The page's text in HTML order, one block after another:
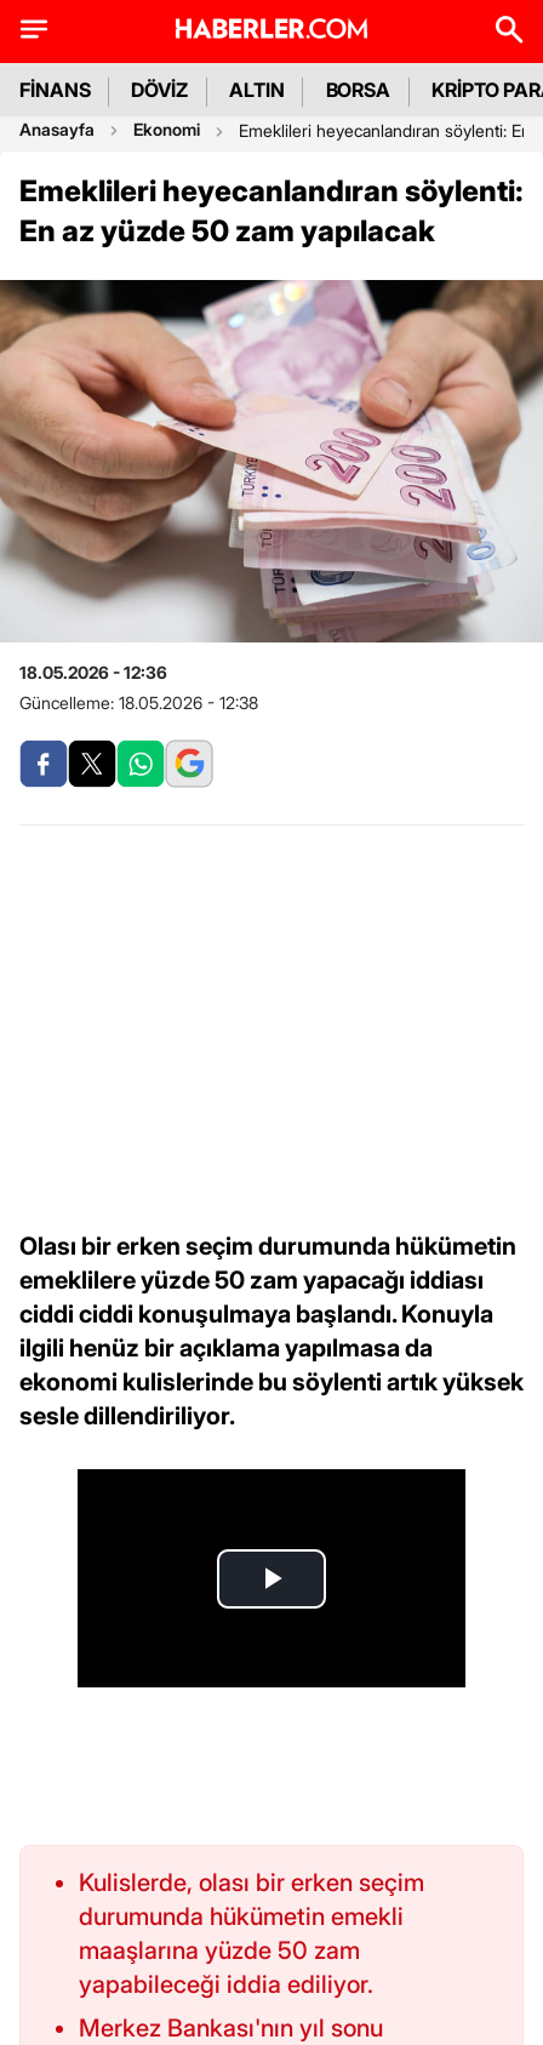
FİNANS DÖVİZ ALTIN BORSA KRİPTO
Anasayfa Ekonomi Emeklileri heyecanlandıran söylenti: En
Emeklileri heyecanlandıran söylenti:
En az yüzde 50 zam yapılacak
18.05.2026 - 12:36
Güncelleme: 18.05.2026 - 12:38
Olası bir erken seçim durumunda hükümetin
emeklilere yüzde 50 zam yapacağı iddiası
ciddi ciddi konuşulmaya başlandı. Konuyla
ilgili henüz bir açıklama yapılmasa da
ekonomi kulislerinde bu söylenti artık yüksek
sesle dillendiriliyor.
Kulislerde, olası bir erken seçim
durumunda hükümetin emekli
maaşlarına yüzde 50 zam
yapabileceği iddia ediliyor.
Merkez Bankası'nın yıl sonu